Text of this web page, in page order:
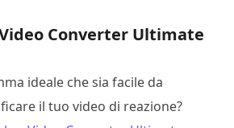
Converter Ultimate
ideale che sia facile da
il tuo video di reazione?